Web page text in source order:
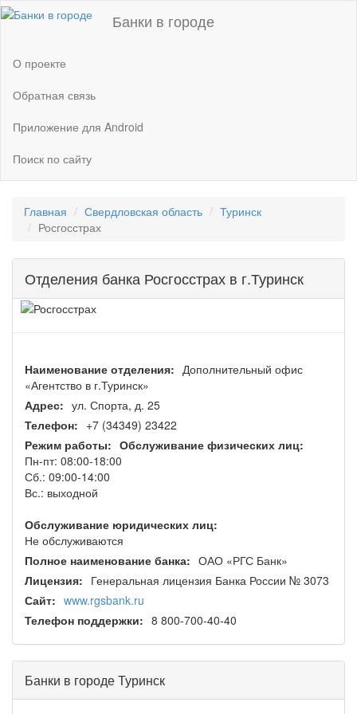
Банки в городе
О проекте
Обратная связь
Приложение для Android
Поиск по сайту
Главная Свердловская область
Туринск
Росгосстрах
Отделения банка Росгосстрах в г.Туринск
Наименование отделения: Дополнительный офис
«Агентство в г.Туринск»
Адрес: ул. Спорта, д. 25
Телефон: +7 (34349) 23422
Режим работы: Обслуживание физических лиц:
Пн-пт: 08:00-18:00
Сб.: 09:00-14:00
Вс.: выходной
Обслуживание юридических лиц:
Не обслуживаются
Полное наименование банка: ОАО «РГС Банк»
Лицензия: Генеральная лицензия Банка России № 3073
Сайт: www.rgsbank.ru
Телефон поддержки: 8 800-700-40-40
Банки в городе Туринск